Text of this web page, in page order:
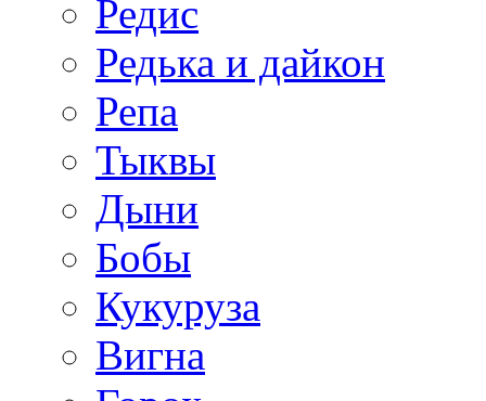
Редис
Редька и дайкон
Репа
Тыквы
Дыни
Бобы
Кукуруза
Вигна